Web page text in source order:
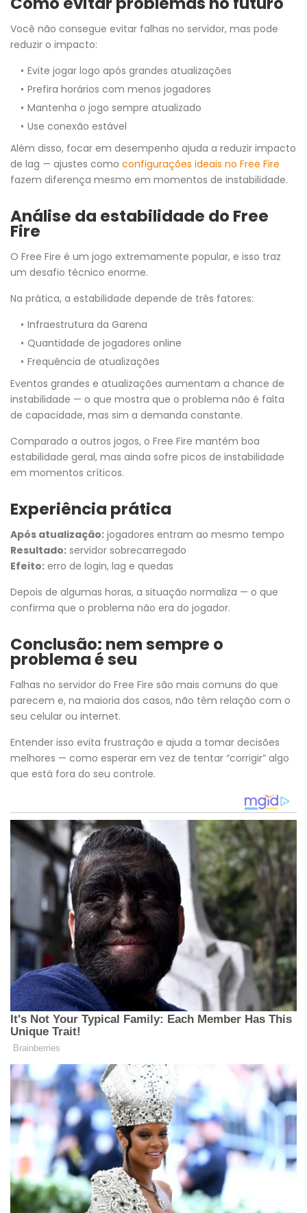
Você não consegue evitar falhas no servidor, mas pode
reduzir o impacto:
Evite jogar logo após grandes atualizações
Prefira horários com menos jogadores
Mantenha o jogo sempre atualizado
Use conexão estável
Além disso, focar em desempenho ajuda a reduzir impacto
de lag — ajustes como configurações ideais no Free Fire
fazem diferença mesmo em momentos de instabilidade.
Análise da estabilidade do Free
Fire
O Free Fire é um jogo extremamente popular, e isso traz
um desafio técnico enorme.
Na prática, a estabilidade depende de três fatores:
Infraestrutura da Garena
Quantidade de jogadores online
Frequência de atualizações
Eventos grandes e atualizações aumentam a chance de
instabilidade — o que mostra que o problema não é falta
de capacidade, mas sim a demanda constante.
Comparado a outros jogos, o Free Fire mantém boa
estabilidade geral, mas ainda sofre picos de instabilidade
em momentos críticos.
Experiência prática
Após atualização: jogadores entram ao mesmo tempo
Resultado: servidor sobrecarregado
Efeito: erro de login, lag e quedas
Depois de algumas horas, a situação normaliza — o que
confirma que o problema não era do jogador.
Conclusão: nem sempre o
problema é seu
Falhas no servidor do Free Fire são mais comuns do que
parecem e, na maioria dos casos, não têm relação com o
seu celular ou internet.
Entender isso evita frustração e ajuda a tomar decisões
melhores — como esperar em vez de tentar “corrigir” algo
que está fora do seu controle.